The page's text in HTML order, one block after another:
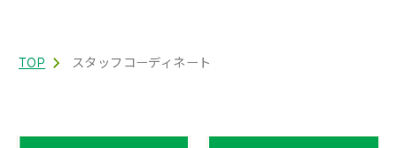
TOP スタッフコーディネート